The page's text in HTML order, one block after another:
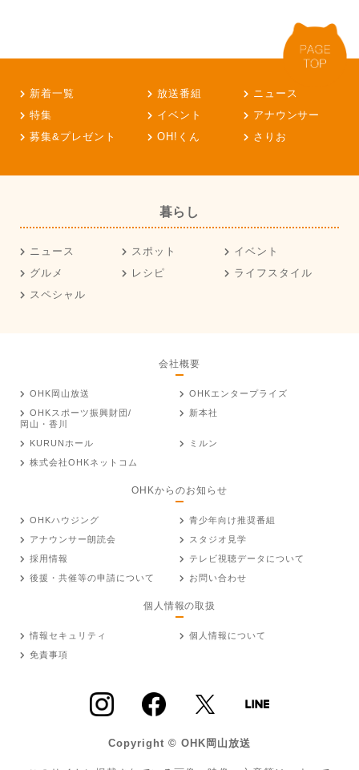
新着一覧 放送番組
ニュース
特集
イベント
アナウンサー
募集&プレゼント
OH!くん さりお
暮らし
ニュース スポット
イベント
グルメ
レシピ
ライフスタイル
スペシャル
会社概要
OHK岡山放送
OHKエンタープライズ
OHKスポーツ振興財団/
岡山・香川
新本社
KURUNホール
ミルン
株式会社OHKネットコム
OHKからのお知らせ
OHKハウジング
青少年向け推奨番組
アナウンサー朗読会
スタジオ見学
採用情報
テレビ視聴データについて
後援・共催等の申請について
お問い合わせ
個人情報の取扱
情報セキュリティ
個人情報について
免責事項
Copyright © OHK岡山放送